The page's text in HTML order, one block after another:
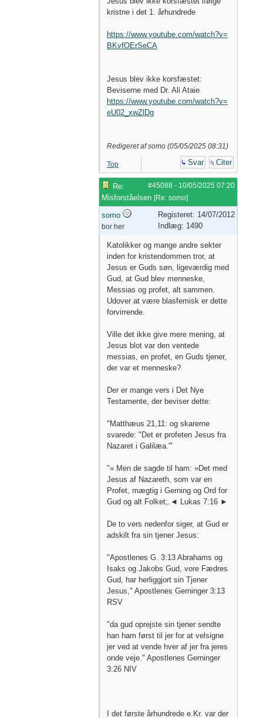
kristne i det 1. århundrede
https://www.youtube.com/watch?v=
BKvfOErSeCA
Jesus blev ikke korsfæstet:
Beviserne med Dr. Ali Ataie
https://www.youtube.com/watch?v=
eU02_xwZlDg
Redigeret af somo (05/05/2025 08:31)
Top Svar Citer
#45088 - 10/05/2025 07:20
Re:
Misforståelsen [Re: somo]
somo
bor her
Registeret: 14/07/2012
Indlæg: 1490
Katolikker og mange andre sekter
inden for kristendommen tror, at
Jesus er Guds søn, ligeværdig med
Gud, at Gud blev menneske,
Messias og profet, alt sammen.
Udover at være blasfemisk er dette
forvirrende.
Ville det ikke give mere mening, at
Jesus blot var den ventede
messias, en profet, en Guds tjener,
der var et menneske?
Der er mange vers i Det Nye
Testamente, der beviser dette:
"Matthæus 21,11: og skarerne
svarede: "Det er profeten Jesus fra
Nazaret i Galilæa.'"
"« Men de sagde til ham: »Det med
Jesus af Nazareth, som var en
Profet, mægtig i Gerning og Ord for
Gud og alt Folket;.◄ Lukas 7:16 ►
De to vers nedenfor siger, at Gud er
adskilt fra sin tjener Jesus:
"Apostlenes G. 3:13 Abrahams og
Isaks og Jakobs Gud, vore Fædres
Gud, har herliggjort sin Tjener
Jesus," Apostlenes Gerninger 3:13
RSV
"da gud oprejste sin tjener sendte
han ham først til jer for at velsigne
jer ved at vende hver af jer fra jeres
onde veje." Apostlenes Gerninger
3:26 NIV
I det første århundrede e.Kr. var der